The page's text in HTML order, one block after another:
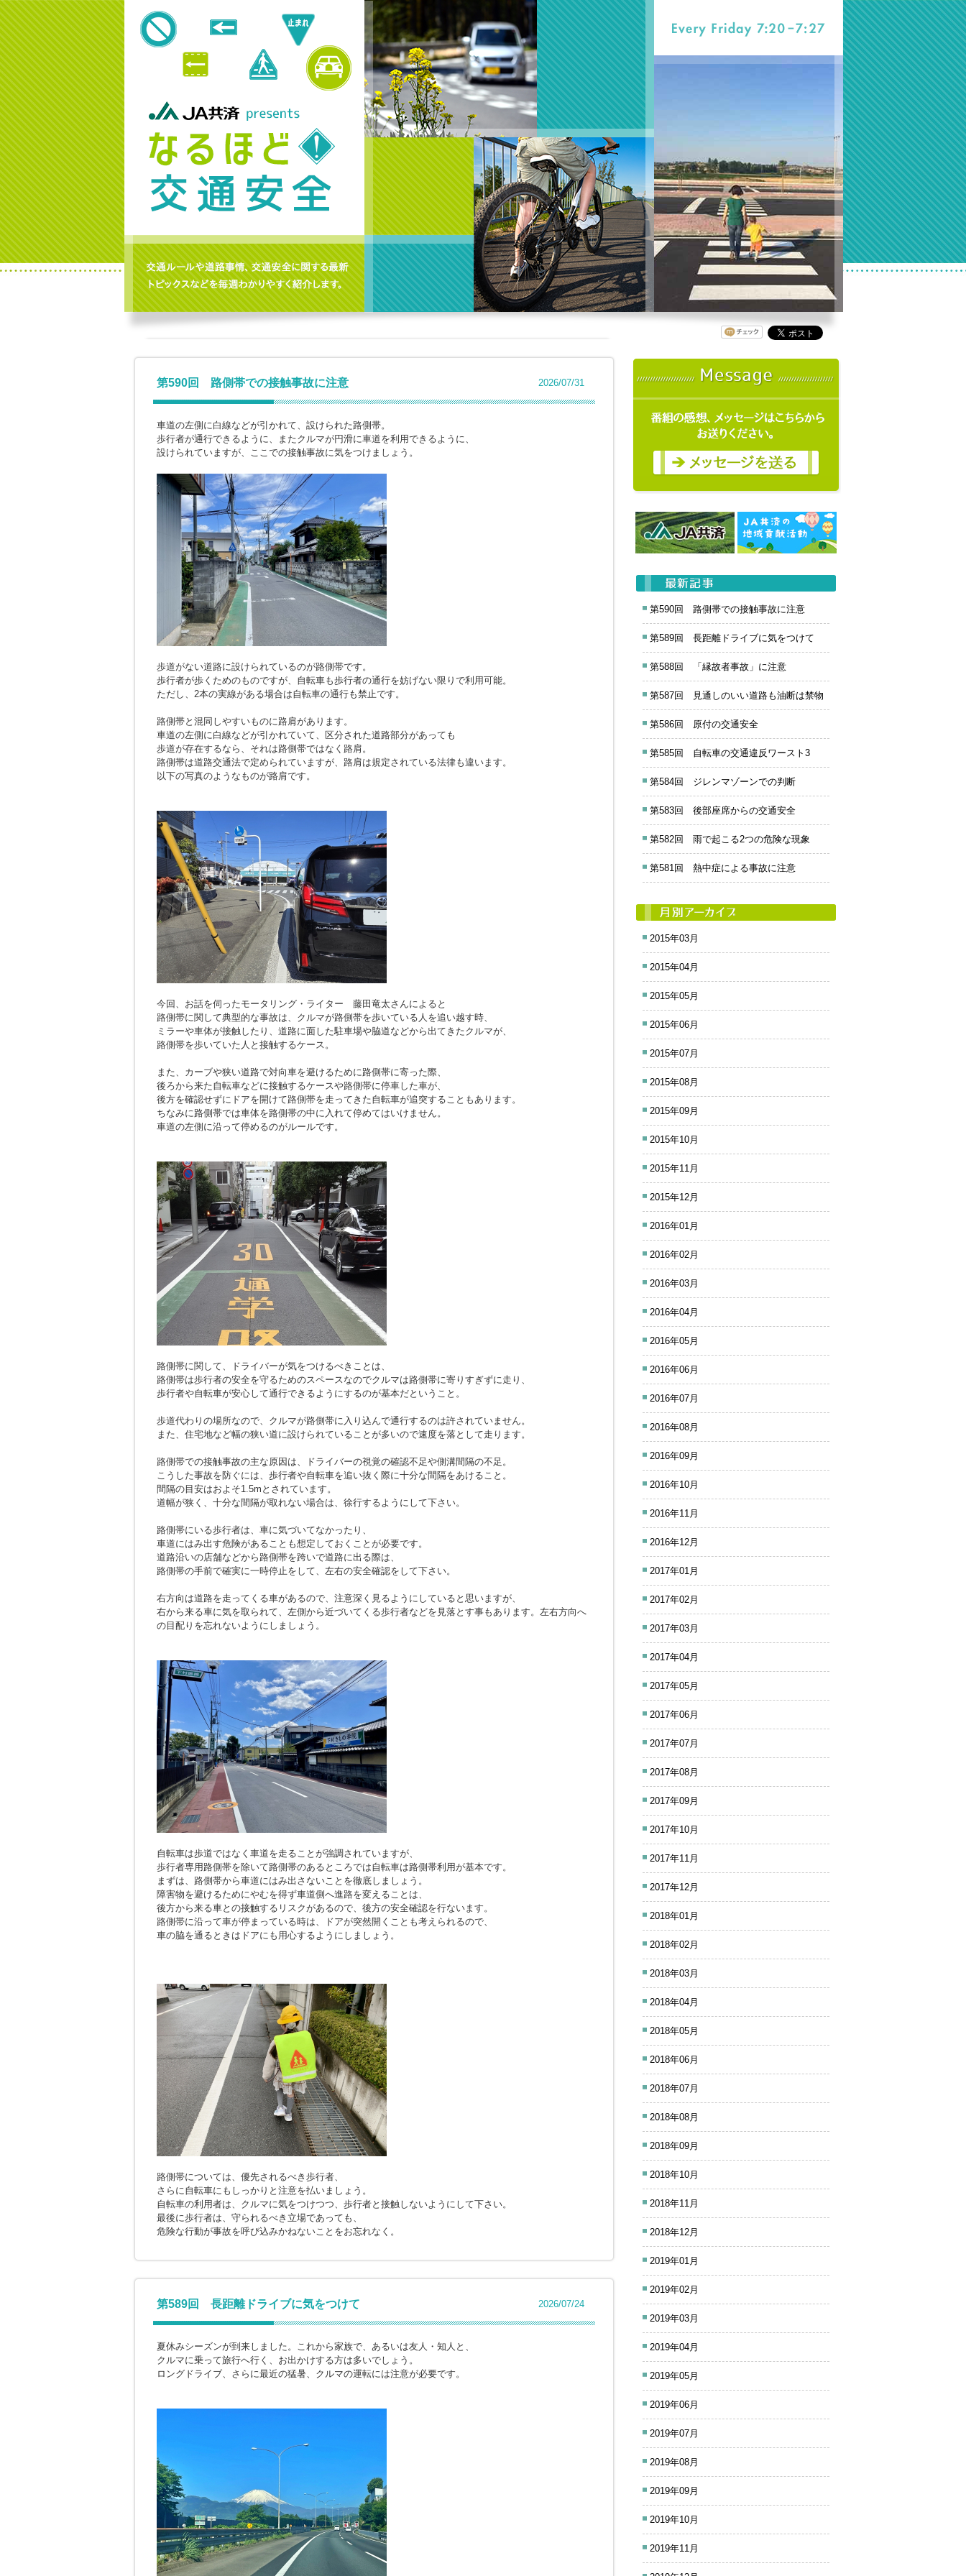
第590回 路側帯での接触事故に注意 2026/07/31
車道の左側に白線などが引かれて、設けられた路側帯。
歩行者が通行できるように、またクルマが円滑に車道を利用できるように、
設けられていますが、ここでの接触事故に気をつけましょう。
歩道がない道路に設けられているのが路側帯です。
歩行者が歩くためのものですが、自転車も歩行者の通行を妨げない限りで利用可能。
ただし、2本の実線がある場合は自転車の通行も禁止です。
路側帯と混同しやすいものに路肩があります。
車道の左側に白線などが引かれていて、区分された道路部分があっても
歩道が存在するなら、それは路側帯ではなく路肩。
路側帯は道路交通法で定められていますが、路肩は規定されている法律も違います。
以下の写真のようなものが路肩です。
今回、お話を伺ったモータリング・ライター 藤田竜太さんによると
路側帯に関して典型的な事故は、クルマが路側帯を歩いている人を追い越す時、
ミラーや車体が接触したり、道路に面した駐車場や脇道などから出てきたクルマが、
路側帯を歩いていた人と接触するケース。
また、カーブや狭い道路で対向車を避けるために路側帯に寄った際、
後ろから来た自転車などに接触するケースや路側帯に停車した車が、
後方を確認せずにドアを開けて路側帯を走ってきた自転車が追突することもあります。
ちなみに路側帯では車体を路側帯の中に入れて停めてはいけません。
車道の左側に沿って停めるのがルールです。
路側帯に関して、ドライバーが気をつけるべきことは、
路側帯は歩行者の安全を守るためのスペースなのでクルマは路側帯に寄りすぎずに走り、
歩行者や自転車が安心して通行できるようにするのが基本だということ。
歩道代わりの場所なので、クルマが路側帯に入り込んで通行するのは許されていません。
また、住宅地など幅の狭い道に設けられていることが多いので速度を落として走ります。
路側帯での接触事故の主な原因は、ドライバーの視覚の確認不足や側溝間隔の不足。
こうした事故を防ぐには、歩行者や自転車を追い抜く際に十分な間隔をあけること。
間隔の目安はおよそ1.5mとされています。
道幅が狭く、十分な間隔が取れない場合は、徐行するようにして下さい。
路側帯にいる歩行者は、車に気づいてなかったり、
車道にはみ出す危険があることも想定しておくことが必要です。
道路沿いの店舗などから路側帯を跨いで道路に出る際は、
路側帯の手前で確実に一時停止をして、左右の安全確認をして下さい。
右方向は道路を走ってくる車があるので、注意深く見るようにしていると思いますが、
右から来る車に気を取られて、左側から近づいてくる歩行者などを見落とす事もあります。左右方向へ
の目配りを忘れないようにしましょう。
自転車は歩道ではなく車道を走ることが強調されていますが、
歩行者専用路側帯を除いて路側帯のあるところでは自転車は路側帯利用が基本です。
まずは、路側帯から車道にはみ出さないことを徹底しましょう。
障害物を避けるためにやむを得ず車道側へ進路を変えることは、
後方から来る車との接触するリスクがあるので、後方の安全確認を行ないます。
路側帯に沿って車が停まっている時は、ドアが突然開くことも考えられるので、
車の脇を通るときはドアにも用心するようにしましょう。
路側帯については、優先されるべき歩行者、
さらに自転車にもしっかりと注意を払いましょう。
自転車の利用者は、クルマに気をつけつつ、歩行者と接触しないようにして下さい。
最後に歩行者は、守られるべき立場であっても、
危険な行動が事故を呼び込みかねないことをお忘れなく。
第589回 長距離ドライブに気をつけて 2026/07/24
夏休みシーズンが到来しました。これから家族で、あるいは友人・知人と、
クルマに乗って旅行へ行く、お出かけする方は多いでしょう。
ロングドライブ、さらに最近の猛暑、クルマの運転には注意が必要です。
第590回 路側帯での接触事故に注意
第589回 長距離ドライブに気をつけて
第588回 「縁故者事故」に注意
第587回 見通しのいい道路も油断は禁物
第586回 原付の交通安全
第585回 自転車の交通違反ワースト3
第584回 ジレンマゾーンでの判断
第583回 後部座席からの交通安全
第582回 雨で起こる2つの危険な現象
第581回 熱中症による事故に注意
2015年03月
2015年04月
2015年05月
2015年06月
2015年07月
2015年08月
2015年09月
2015年10月
2015年11月
2015年12月
2016年01月
2016年02月
2016年03月
2016年04月
2016年05月
2016年06月
2016年07月
2016年08月
2016年09月
2016年10月
2016年11月
2016年12月
2017年01月
2017年02月
2017年03月
2017年04月
2017年05月
2017年06月
2017年07月
2017年08月
2017年09月
2017年10月
2017年11月
2017年12月
2018年01月
2018年02月
2018年03月
2018年04月
2018年05月
2018年06月
2018年07月
2018年08月
2018年09月
2018年10月
2018年11月
2018年12月
2019年01月
2019年02月
2019年03月
2019年04月
2019年05月
2019年06月
2019年07月
2019年08月
2019年09月
2019年10月
2019年11月